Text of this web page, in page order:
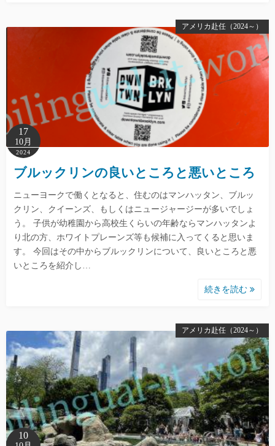
アメリカ赴任（2024～）
17
10月
2024
ブルックリンの良いところと悪いところ
ニューヨークで働くとなると、住むのはマンハッタン、ブルッ
クリン、クイーンズ、もしくはニュージャージーが多いでしょ
う。 子供が幼稚園から高校生くらいの年齢ならマンハッタンよ
り北の方、ホワイトプレーンズ等も候補に入ってくると思いま
す。 今回はその中からブルックリンについて、良いところと悪
いところを紹介し…
続きを読む
アメリカ赴任（2024～）
10